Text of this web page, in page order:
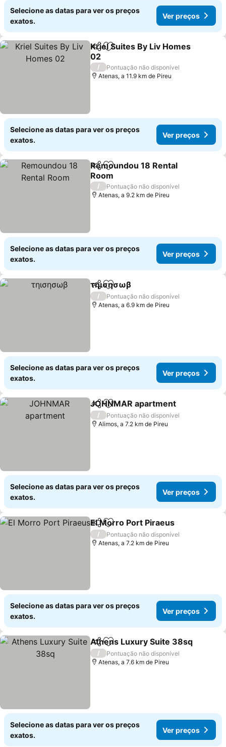
Selecione as datas para ver os preços
exatos.
Ver preços
PartilharAdicionar aos favoritos
Kriel Suites By Liv Homes
02
Ver preços
/
Pontuação não disponível
Atenas, a 11.9 km de Pireu
Selecione as datas para ver os preços
exatos.
Ver preços
PartilharAdicionar aos favoritos
Remoundou 18 Rental
Room
Ver preços
/
Pontuação não disponível
Atenas, a 9.2 km de Pireu
Selecione as datas para ver os preços
exatos.
Ver preços
PartilharAdicionar aos favoritos
τηισησωβ
/
Pontuação não disponível
Atenas, a 6.9 km de Pireu
Selecione as datas para ver os preços
exatos.
Ver preços
PartilharAdicionar aos favoritos
JOHNMAR apartment
/
Pontuação não disponível
Alimos, a 7.2 km de Pireu
Selecione as datas para ver os preços
exatos.
Ver preços
PartilharAdicionar aos favoritos
El Morro Port Piraeus
/
Pontuação não disponível
Atenas, a 7.2 km de Pireu
Selecione as datas para ver os preços
exatos.
Ver preços
PartilharAdicionar aos favoritos
Athens Luxury Suite 38sq
/
Pontuação não disponível
Atenas, a 7.6 km de Pireu
Selecione as datas para ver os preços
exatos.
Ver preços